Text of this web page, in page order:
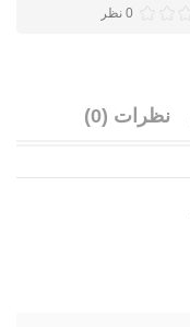
0 نظر
نظرات (0)